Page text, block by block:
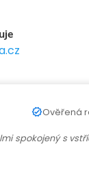
Ověřená
spokojený s